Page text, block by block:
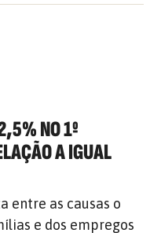
NO 1º
A IGUAL
entre as causas o
e dos empregos